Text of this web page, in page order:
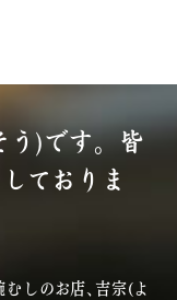
う)です。皆
ておりま
しのお店､吉宗(よ